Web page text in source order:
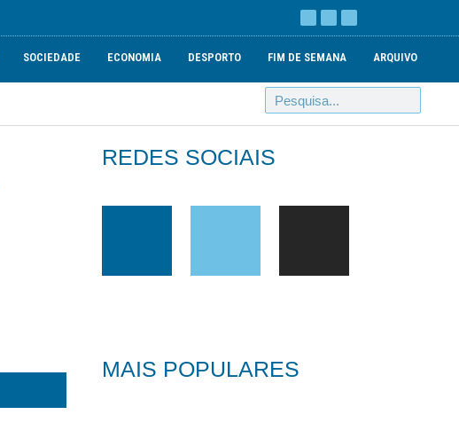
SOCIEDADE ECONOMIA DESPORTO FIM DE SEMANA ARQUIVO
REDES SOCIAIS
MAIS POPULARES